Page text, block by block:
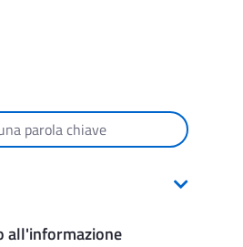
all'informazione